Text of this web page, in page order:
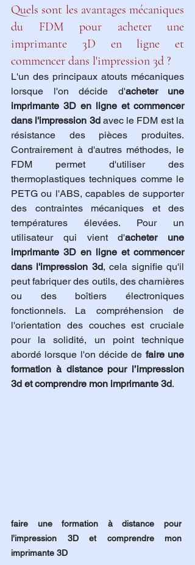
Quels sont les avantages mécaniques
du FDM pour acheter une
imprimante 3D en ligne et
commencer dans l'impression 3d ?
L'un des principaux atouts mécaniques
lorsque l'on décide d'acheter une
imprimante 3D en ligne et commencer
dans l'impression 3d avec le FDM est la
résistance des pièces produites.
Contrairement à d'autres méthodes, le
FDM permet d'utiliser des
thermoplastiques techniques comme le
PETG ou l'ABS, capables de supporter
des contraintes mécaniques et des
températures élevées. Pour un
utilisateur qui vient d'acheter une
imprimante 3D en ligne et commencer
dans l'impression 3d, cela signifie qu'il
peut fabriquer des outils, des charnières
ou des boîtiers électroniques
fonctionnels. La compréhension de
l'orientation des couches est cruciale
pour la solidité, un point technique
abordé lorsque l'on décide de faire une
formation à distance pour l’impression
3d et comprendre mon imprimante 3d.
faire une formation à distance pour
l’impression 3D et comprendre mon
imprimante 3D